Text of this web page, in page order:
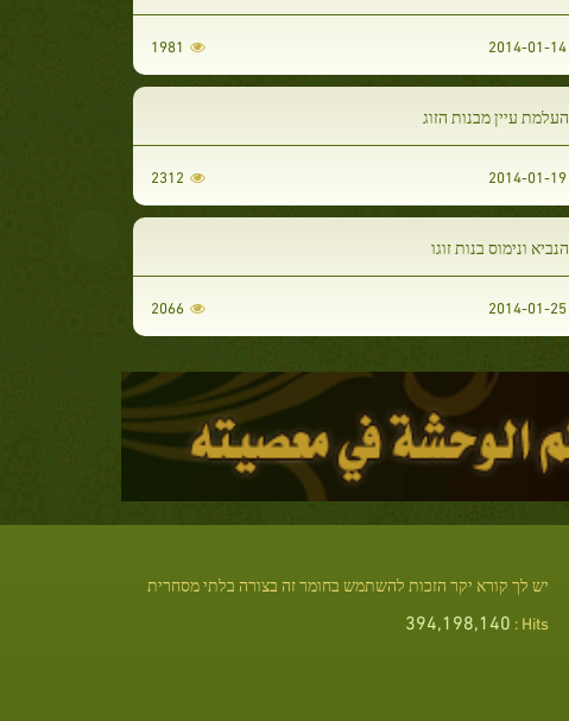
2014-01-14
1981
העלמת עיין מבנות הזוג
2014-01-19
2312
הנביא ונימוס בנות זוגו
2014-01-25
2066
יש לך קורא יקר הזכות להשתמש בחומר זה בצורה בלתי מסחרית
Hits :
394,198,140